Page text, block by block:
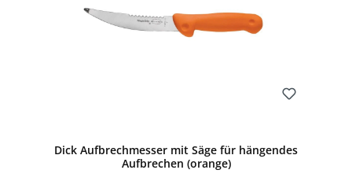
Dick Aufbrechmesser mit Säge für hängendes
Aufbrechen (orange)